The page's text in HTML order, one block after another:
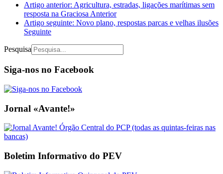
Artigo anterior: Agricultura, estradas, ligações marítimas sem
resposta na GraciosaAnterior
Artigo seguinte: Novo plano, respostas parcas e velhas ilusões
Seguinte
Pesquisa
Siga-nos no Facebook
Jornal «Avante!»
Boletim Informativo do PEV